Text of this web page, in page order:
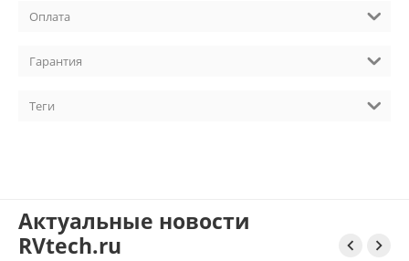
Оплата
Гарантия
Теги
Актуальные новости
RVtech.ru
 